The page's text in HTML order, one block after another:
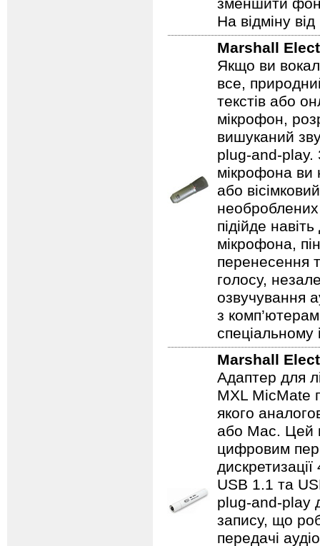
зменшити
На відміну
Marshall
Якщо ви
все,
текстів або
мікрофон,
вишуканий
plug-and-play.
мікрофона ви
або
підійде
мікрофона,
перенесення
голосу,
озвучування
з
спеціальному
Marshall
Адаптер для
MXL MicMate
якого
або Mac. Цей
цифровим
USB 1.1 та
plug-and-play
запису, що
передачі